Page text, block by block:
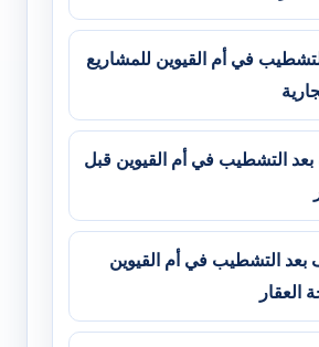
في أم القيوين للمشاريع
بعد التشطيب في أم القيوين قبل
بعد التشطيب في أم القيوين